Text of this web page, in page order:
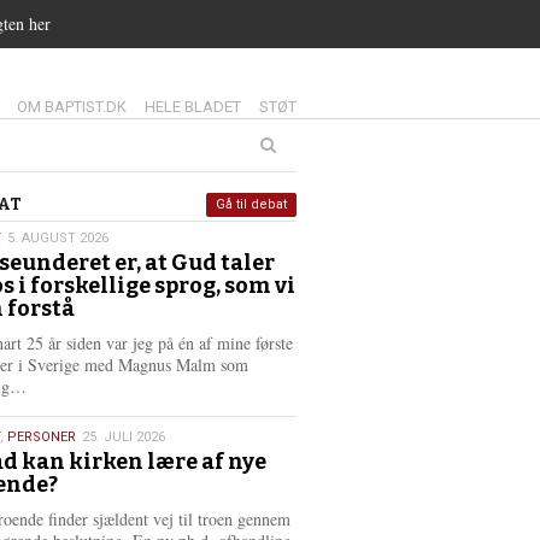
her
14.0:
OM BAPTIST.DK 15.0:
HELE BLADET 16.0:
STØT
5. AUGUST 2026
er, at Gud taler
i forskellige sprog, som vi
forstå
25 år siden var jeg på én af mine første
i Sverige med Magnus Malm som
s
m
e
r
e
, PERSONER 25. JULI 2026
kan kirken lære af nye
finder sjældent vej til troen gennem
Gå til debat